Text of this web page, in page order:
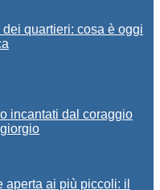
dei quartieri: cosa è oggi
incantati dal coraggio
aperta ai più piccoli: il